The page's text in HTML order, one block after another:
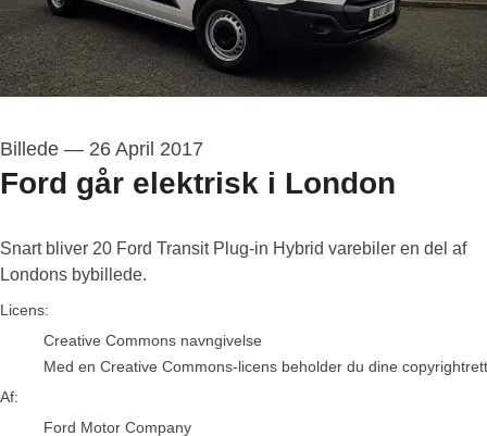
Billede — 26 April 2017
Ford går elektrisk i London
Snart bliver 20 Ford Transit Plug-in Hybrid varebiler en del af
Londons bybillede.
Ford Motor Company
Licens:
Creative Commons navngivelse
Med en Creative Commons-licens beholder du dine
Af:
Ford Motor Company